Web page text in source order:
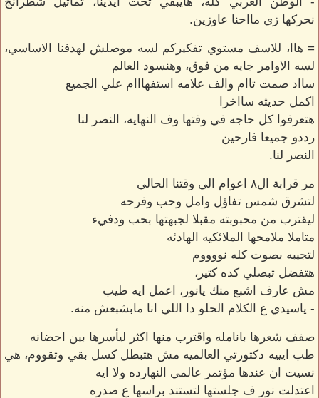
نحركها زي مااحنا عاوزين.
= هاا، للاسف مستوي تفكيركم لسه موصلش لهدفنا الاساسي،
لسه الاوامر جايه من فوق، وهنسود العالم
سااد صمت تاام والف علامه استفهااام علي الجميع
اكمل حديثه سااخرا
هتعرفوا كل حاجه في وقتها وف النهايه، النصر لنا
رددو جميعا فارحين
النصر لنا.
مر قرابة ال٨ اعوام الي وقتنا الحالي
لتشرق شمس تفاؤل وامل وحب وفرحه
ليقترب من محبوبته مقبلا لجبهتها بحب ودفيء
متاملا ملامحها الملائكيه الهادئه
لتجيبه بصوت كله نووووم
هتفضل تبصلي كده كتير،
مش عارف اشبع منك يانور، اعمل ايه طيب
- ياسيدي ع الكلام الحلو دا اللي انا مابشبعش منه.
صفف شعرها بانامله واقترب منها اكثر ليأسرها بين احضانه
طب ايييه دكتورتي العالميه مش هتبطل كسل بقي وتقووم، هي
نسيت ان عندها مؤتمر عالمي النهارده ولا ايه
اعتدلت نور ف جلستها لتستند براسها ع صدره